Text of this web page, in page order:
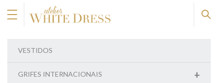
VESTIDOS
+
GRIFES INTERNACIONAIS